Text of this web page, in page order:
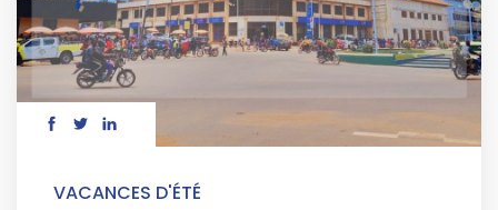
VACANCES D'ÉTÉ